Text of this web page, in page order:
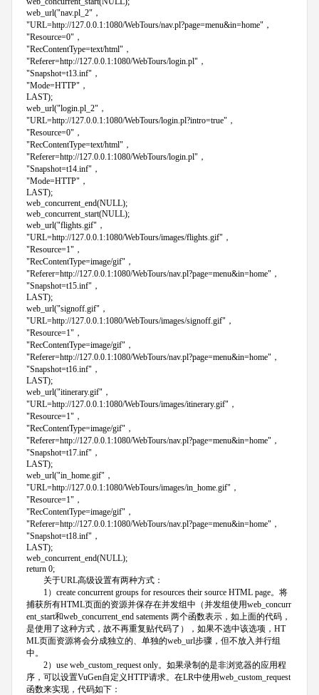
web_url("nav.pl_2"，
"URL=http://127.0.0.1:1080/WebTours/nav.pl?page=menu&in=home"，
"Resource=0"，
"RecContentType=text/html"，
"Referer=http://127.0.0.1:1080/WebTours/login.pl"，
"Snapshot=t13.inf"，
"Mode=HTTP"，
LAST);
web_url("login.pl_2"，
"URL=http://127.0.0.1:1080/WebTours/login.pl?intro=true"，
"Resource=0"，
"RecContentType=text/html"，
"Referer=http://127.0.0.1:1080/WebTours/login.pl"，
"Snapshot=t14.inf"，
"Mode=HTTP"，
LAST);
web_concurrent_end(NULL);
web_concurrent_start(NULL);
web_url("flights.gif"，
"URL=http://127.0.0.1:1080/WebTours/images/flights.gif"，
"Resource=1"，
"RecContentType=image/gif"，
"Referer=http://127.0.0.1:1080/WebTours/nav.pl?page=menu&in=home"，
"Snapshot=t15.inf"，
LAST);
web_url("signoff.gif"，
"URL=http://127.0.0.1:1080/WebTours/images/signoff.gif"，
"Resource=1"，
"RecContentType=image/gif"，
"Referer=http://127.0.0.1:1080/WebTours/nav.pl?page=menu&in=home"，
"Snapshot=t16.inf"，
LAST);
web_url("itinerary.gif"，
"URL=http://127.0.0.1:1080/WebTours/images/itinerary.gif"，
"Resource=1"，
"RecContentType=image/gif"，
"Referer=http://127.0.0.1:1080/WebTours/nav.pl?page=menu&in=home"，
"Snapshot=t17.inf"，
LAST);
web_url("in_home.gif"，
"URL=http://127.0.0.1:1080/WebTours/images/in_home.gif"，
"Resource=1"，
"RecContentType=image/gif"，
"Referer=http://127.0.0.1:1080/WebTours/nav.pl?page=menu&in=home"，
"Snapshot=t18.inf"，
LAST);
web_concurrent_end(NULL);
return 0;
关于URL高级设置有两种方式：
1）create concurrent groups for resources their source HTML page。将
捕获所有HTML页面的资源并保存在并发组中（并发组使用web_concurr
ent_start和web_concurrent_end satements 两个函数表示，如上面的代码，
是使用了这种方式，故不再重复贴代码了），如果不选中该选项，HT
ML页面资源将会分成独立的、单独的web_url步骤，但不放入并行组
中。
2）use web_custom_request only。如果录制的是非浏览器的应用程
序，可以设置VuGen自定义HTTP请求。在LR中使用web_custom_request
函数来实现，代码如下：